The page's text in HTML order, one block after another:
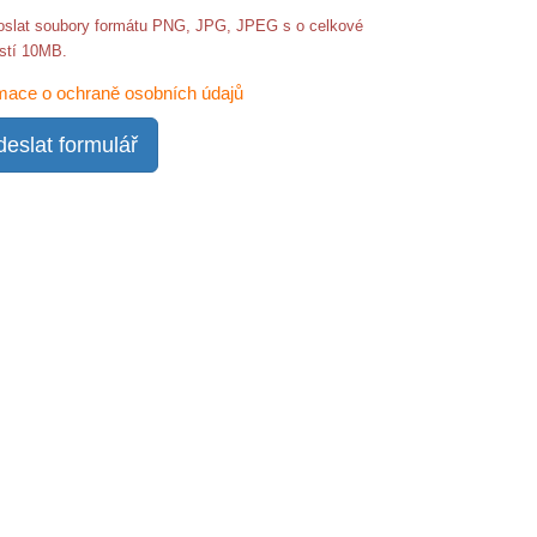
soubory formátu PNG, JPG, JPEG s o celkové
10MB.
o ochraně osobních údajů
formulář